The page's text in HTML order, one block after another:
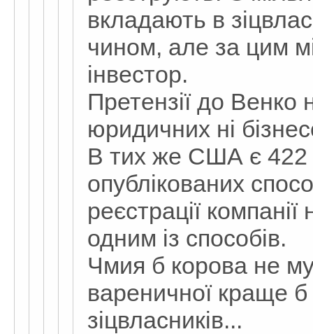
вкладають в
чином, але за цим
інвестор.
Претензії до Венко
юридичних ні
В тих же США є 422
опублікованих
реєстрації
одним із способів.
Чмия б корова не
вареничної краще
зіцвласників...